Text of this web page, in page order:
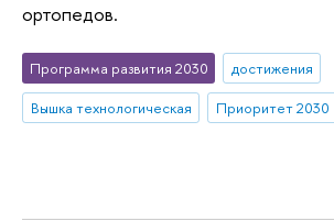
ортопедов.
Программа развития 2030
достижения
Вышка технологическая
Приоритет 2030